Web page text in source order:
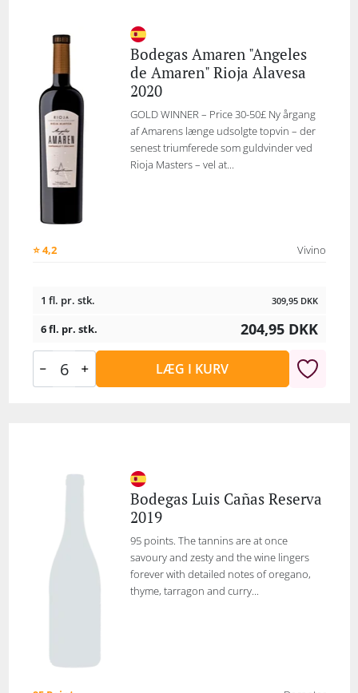
Bodegas Amaren "Angeles
de Amaren" Rioja Alavesa
2020
GOLD WINNER – Price 30-50£ Ny årgang
af Amarens længe udsolgte topvin – der
senest triumferede som guldvinder ved
Rioja Masters – vel at...
⭐ 4,2 Vivino
1 fl. pr. stk. 309,95 DKK
6 fl. pr. stk. 204,95 DKK
LÆG I KURV
Bodegas Luis Cañas Reserva
2019
95 points. The tannins are at once
savoury and zesty and the wine lingers
forever with detailed notes of oregano,
thyme, tarragon and curry...